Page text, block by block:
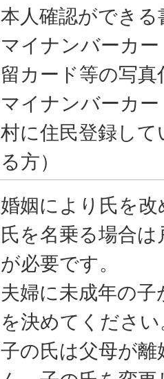
本人確認ができ
マイナンバーカ
留カード等の写
マイナンバーカ
村に住民登録し
る方）
婚姻により氏を
氏を名乗る場合
が必要です。
夫婦に未成年の
を決めてくださ
子の氏は父母が